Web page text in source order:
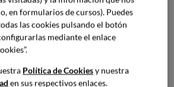
en formularios de cursos). Puedes
las cookies pulsando el botón
mediante el enlace
Política de Cookiesy nuestra
en sus respectivos enlaces.